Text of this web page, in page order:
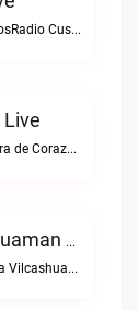
El buen ritmo de los buenos tiemposRadio Cusco Studio3 live
Live
ACS Piurano de CorazónRadio Piura de Corazón live
Radio Soderana Vilcashuaman Live
Lo mejor en musicaRadio Soderana Vilcashuaman live